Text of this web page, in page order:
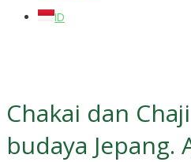
ID
Chakai dan
budaya Jepang.